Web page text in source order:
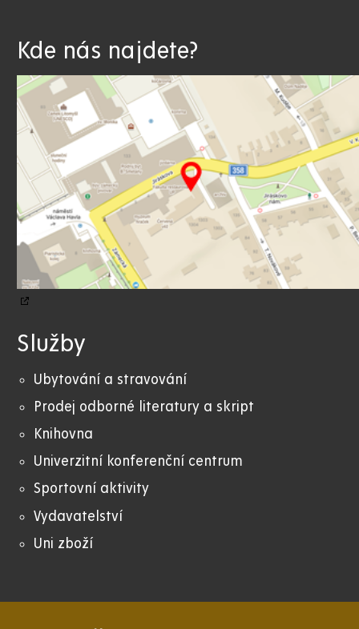
Kde nás najdete?
Služby
Ubytování a stravování
Prodej odborné literatury a skript
Knihovna
Univerzitní konferenční centrum
Sportovní aktivity
Vydavatelství
Uni zboží